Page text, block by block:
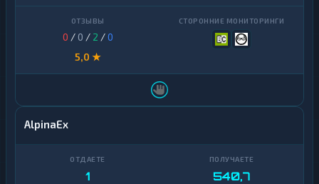
0 / 0 / 2 /0
5,0 ★
AlpinaEx
1 540,7